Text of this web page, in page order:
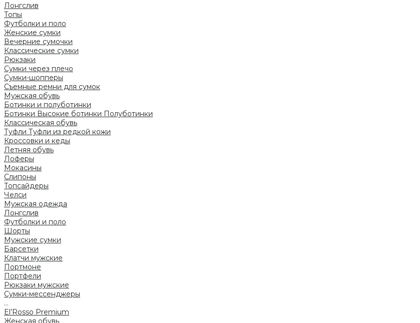
Лонгслив
Топы
Футболки и поло
Женские сумки
Вечерние сумочки
Классические сумки
Рюкзаки
Сумки через плечо
Сумки-шопперы
Съемные ремни для сумок
Мужская обувь
Ботинки и полуботинки
Ботинки Высокие ботинки Полуботинки
Классическая обувь
Туфли Туфли из редкой кожи
Кроссовки и кеды
Летняя обувь
Лоферы
Мокасины
Слипоны
Топсайдеры
Челси
Мужская одежда
Лонгслив
Футболки и поло
Шорты
Мужские сумки
Барсетки
Клатчи мужские
Портмоне
Портфели
Рюкзаки мужские
Сумки-мессенджеры
...
El’Rosso Premium
Женская обувь